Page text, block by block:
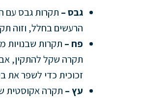
גבס – תקרות גבס עם
הרעשים בחלל, וזוה
פח – תקרות שבנויות
תקרה שקל להתקין,
זכוכית כדי לשפר את
עץ – תקרה אקוסטית